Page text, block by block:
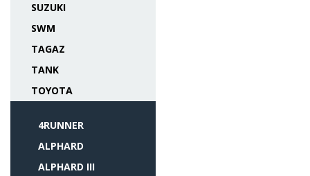
SUZUKI
SWM
TAGAZ
TANK
TOYOTA
4RUNNER
ALPHARD
ALPHARD III